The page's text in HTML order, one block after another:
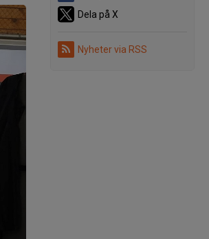
Dela på X
Nyheter via RSS